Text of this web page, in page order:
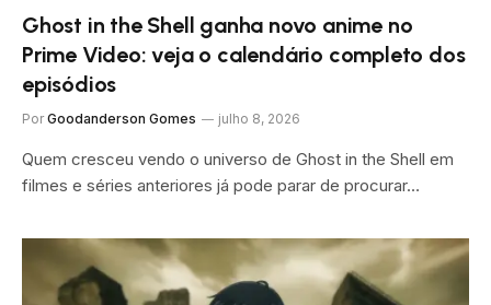
Ghost in the Shell ganha novo anime no
Prime Video: veja o calendário completo dos
episódios
Por Goodanderson Gomes julho 8, 2026
Quem cresceu vendo o universo de Ghost in the Shell em
filmes e séries anteriores já pode parar de procurar…